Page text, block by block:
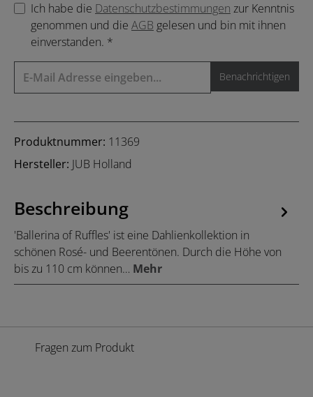
Ich habe die Datenschutzbestimmungen zur Kenntnis
genommen und die AGB gelesen und bin mit ihnen
einverstanden. *
Benachrichtigen
Produktnummer: 11369
Hersteller: JUB Holland
Beschreibung
'Ballerina of Ruffles' ist eine Dahlienkollektion in
schönen Rosé- und Beerentönen. Durch die Höhe von
bis zu 110 cm können… Mehr
Fragen zum Produkt